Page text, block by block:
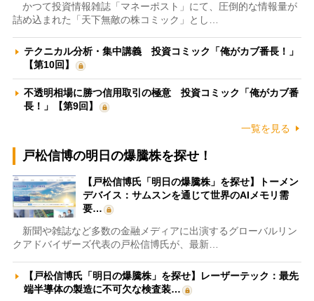
かつて投資情報雑誌「マネーポスト」にて、圧倒的な情報量が
詰め込まれた「天下無敵の株コミック」とし…
テクニカル分析・集中講義 投資コミック「俺がカブ番長！」
【第10回】
不透明相場に勝つ信用取引の極意 投資コミック「俺がカブ番
長！」【第9回】
一覧を見る
戸松信博の明日の爆騰株を探せ！
【戸松信博氏「明日の爆騰株」を探せ】トーメン
デバイス：サムスンを通じて世界のAIメモリ需
要…
新聞や雑誌など多数の金融メディアに出演するグローバルリン
クアドバイザーズ代表の戸松信博氏が、最新…
【戸松信博氏「明日の爆騰株」を探せ】レーザーテック：最先
端半導体の製造に不可欠な検査装…